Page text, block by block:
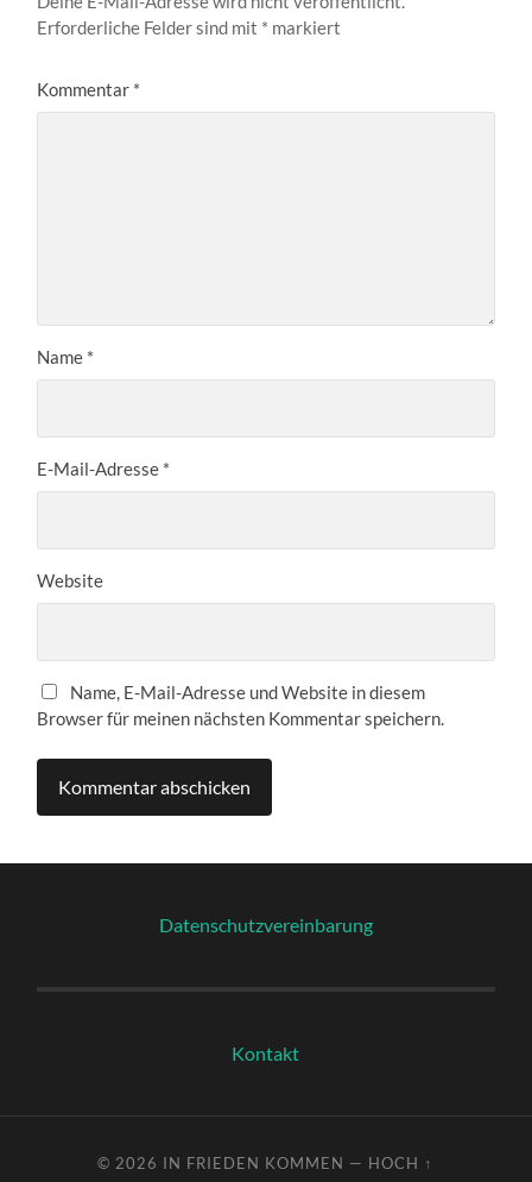
Erforderliche Felder sind mit * markiert
Kommentar *
Name *
E-Mail-Adresse *
Website
Name, E-Mail-Adresse und Website in diesem
Browser für meinen nächsten Kommentar speichern.
Datenschutzvereinbarung
Kontakt
© 2026 IN FRIEDEN KOMMEN — HOCH ↑